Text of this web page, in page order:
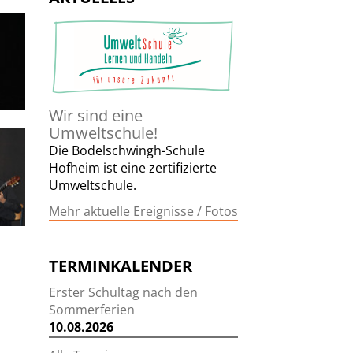
Wir sind eine
Umweltschule!
Die Bodelschwingh-Schule
Hofheim ist eine zertifizierte
Umweltschule.
Mehr aktuelle Ereignisse / Fotos
TERMINKALENDER
Erster Schultag nach den
Sommerferien
10.08.2026